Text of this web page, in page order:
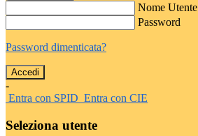
Nome Utente
Password
Password dimenticata?
-
Entra con SPID Entra con CIE
Seleziona utente